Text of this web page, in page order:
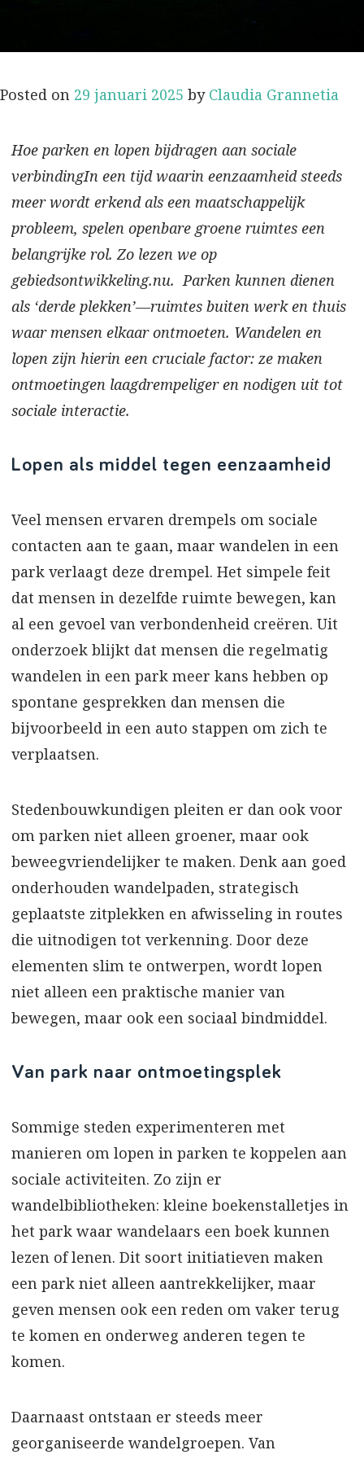
Posted on 29 januari 2025 by Claudia Grannetia
Hoe parken en lopen bijdragen aan sociale
verbindingIn een tijd waarin eenzaamheid steeds
meer wordt erkend als een maatschappelijk
probleem, spelen openbare groene ruimtes een
belangrijke rol. Zo lezen we op
gebiedsontwikkeling.nu. Parken kunnen dienen
als ‘derde plekken’—ruimtes buiten werk en thuis
waar mensen elkaar ontmoeten. Wandelen en
lopen zijn hierin een cruciale factor: ze maken
ontmoetingen laagdrempeliger en nodigen uit tot
sociale interactie.
Lopen als middel tegen eenzaamheid
Veel mensen ervaren drempels om sociale
contacten aan te gaan, maar wandelen in een
park verlaagt deze drempel. Het simpele feit
dat mensen in dezelfde ruimte bewegen, kan
al een gevoel van verbondenheid creëren. Uit
onderzoek blijkt dat mensen die regelmatig
wandelen in een park meer kans hebben op
spontane gesprekken dan mensen die
bijvoorbeeld in een auto stappen om zich te
verplaatsen.
Stedenbouwkundigen pleiten er dan ook voor
om parken niet alleen groener, maar ook
beweegvriendelijker te maken. Denk aan goed
onderhouden wandelpaden, strategisch
geplaatste zitplekken en afwisseling in routes
die uitnodigen tot verkenning. Door deze
elementen slim te ontwerpen, wordt lopen
niet alleen een praktische manier van
bewegen, maar ook een sociaal bindmiddel.
Van park naar ontmoetingsplek
Sommige steden experimenteren met
manieren om lopen in parken te koppelen aan
sociale activiteiten. Zo zijn er
wandelbibliotheken: kleine boekenstalletjes in
het park waar wandelaars een boek kunnen
lezen of lenen. Dit soort initiatieven maken
een park niet alleen aantrekkelijker, maar
geven mensen ook een reden om vaker terug
te komen en onderweg anderen tegen te
komen.
Daarnaast ontstaan er steeds meer
georganiseerde wandelgroepen. Van